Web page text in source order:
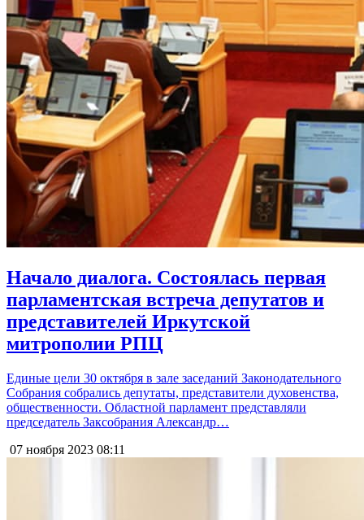
Начало диалога. Состоялась первая
парламентская встреча депутатов и
представителей Иркутской
митрополии РПЦ
Единые цели 30 октября в зале заседаний Законодательного
Собрания собрались депутаты, представители духовенства,
общественности. Областной парламент представляли
председатель Заксобрания Александр…
07 ноября 2023 08:11